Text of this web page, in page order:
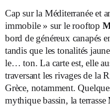
Cap sur la Méditerranée et
immobile » sur le rooftop
bord de généreux canapés
tandis que les tonalités
le… ton. La carte est, elle
traversant les rivages de la
Grèce, notamment.
mythique bassin, la terrasse